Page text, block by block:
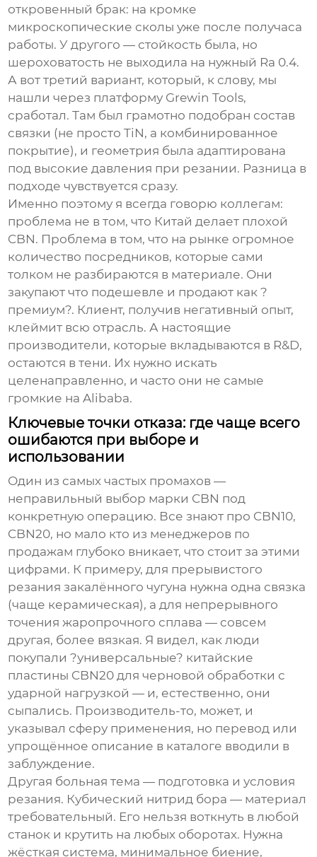
откровенный брак: на кромке
микроскопические сколы уже после получаса
работы. У другого — стойкость была, но
шероховатость не выходила на нужный Ra 0.4.
А вот третий вариант, который, к слову, мы
нашли через платформу Grewin Tools,
сработал. Там был грамотно подобран состав
связки (не просто TiN, а комбинированное
покрытие), и геометрия была адаптирована
под высокие давления при резании. Разница в
подходе чувствуется сразу.
Именно поэтому я всегда говорю коллегам:
проблема не в том, что Китай делает плохой
CBN. Проблема в том, что на рынке огромное
количество посредников, которые сами
толком не разбираются в материале. Они
закупают что подешевле и продают как ?
премиум?. Клиент, получив негативный опыт,
клеймит всю отрасль. А настоящие
производители, которые вкладываются в R&D,
остаются в тени. Их нужно искать
целенаправленно, и часто они не самые
громкие на Alibaba.
Ключевые точки отказа: где чаще всего
ошибаются при выборе и
использовании
Один из самых частых промахов —
неправильный выбор марки CBN под
конкретную операцию. Все знают про CBN10,
CBN20, но мало кто из менеджеров по
продажам глубоко вникает, что стоит за этими
цифрами. К примеру, для прерывистого
резания закалённого чугуна нужна одна связка
(чаще керамическая), а для непрерывного
точения жаропрочного сплава — совсем
другая, более вязкая. Я видел, как люди
покупали ?универсальные? китайские
пластины CBN20 для черновой обработки с
ударной нагрузкой — и, естественно, они
сыпались. Производитель-то, может, и
указывал сферу применения, но перевод или
упрощённое описание в каталоге вводили в
заблуждение.
Другая больная тема — подготовка и условия
резания. Кубический нитрид бора — материал
требовательный. Его нельзя воткнуть в любой
станок и крутить на любых оборотах. Нужна
жёсткая система, минимальное биение,